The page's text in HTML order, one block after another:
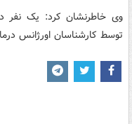
وی خاطرنشان کرد: یک نفر
توسط کارشناسان اورژانس